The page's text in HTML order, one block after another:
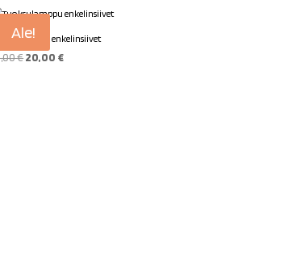
Ale! enkelinsiivet
€Alkuperäinen
20,00 €Nykyinen